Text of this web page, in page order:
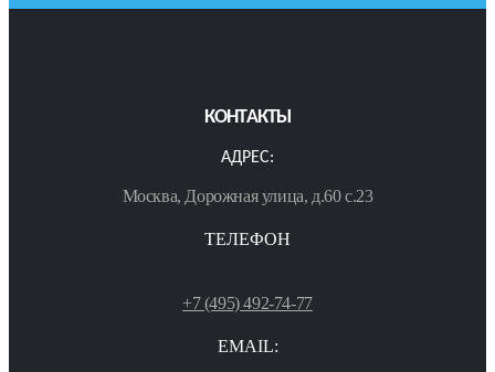
КОНТАКТЫ
АДРЕС:
Москва, Дорожная улица, д.60 с.23
ТЕЛЕФОН
+7 (495) 492-74-77
EMAIL: